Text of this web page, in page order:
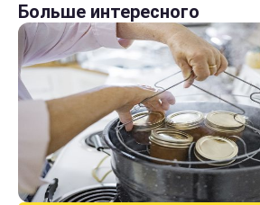
Больше интересного